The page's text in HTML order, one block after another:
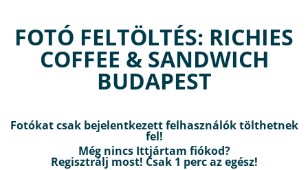
FOTÓ FELTÖLTÉS: RICHIES
COFFEE & SANDWICH
BUDAPEST
Fotókat csak bejelentkezett felhasználók tölthetnek
fel!
Még nincs Ittjártam fiókod?
Regisztrálj most! Csak 1 perc az egész!